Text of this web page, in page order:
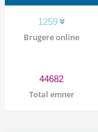
1259
Brugere online
44682
Total emner